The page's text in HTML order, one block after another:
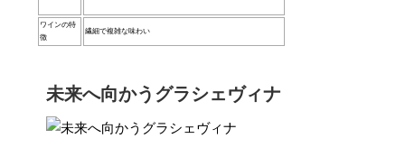
ワインの特
徴
繊細で複雑な味わい
未来へ向かうグラシェヴィナ